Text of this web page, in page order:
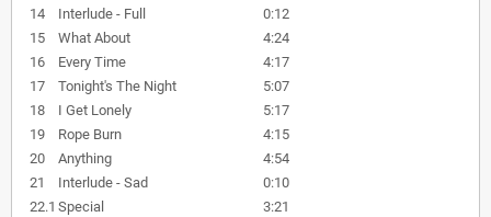
14
Interlude - Full
0:12
15
What About
4:24
16
Every Time
4:17
17
Tonight's The Night
5:07
18
I Get Lonely
5:17
19
Rope Burn
4:15
20
Anything
4:54
21
Interlude - Sad
0:10
22.1 Special
3:21